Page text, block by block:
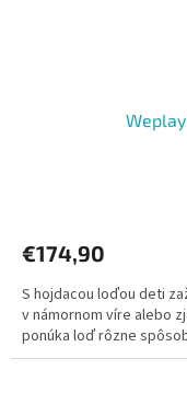
€174,90
S hojdacou loďou deti
v námornom víre alebo
ponúka loď rôzne